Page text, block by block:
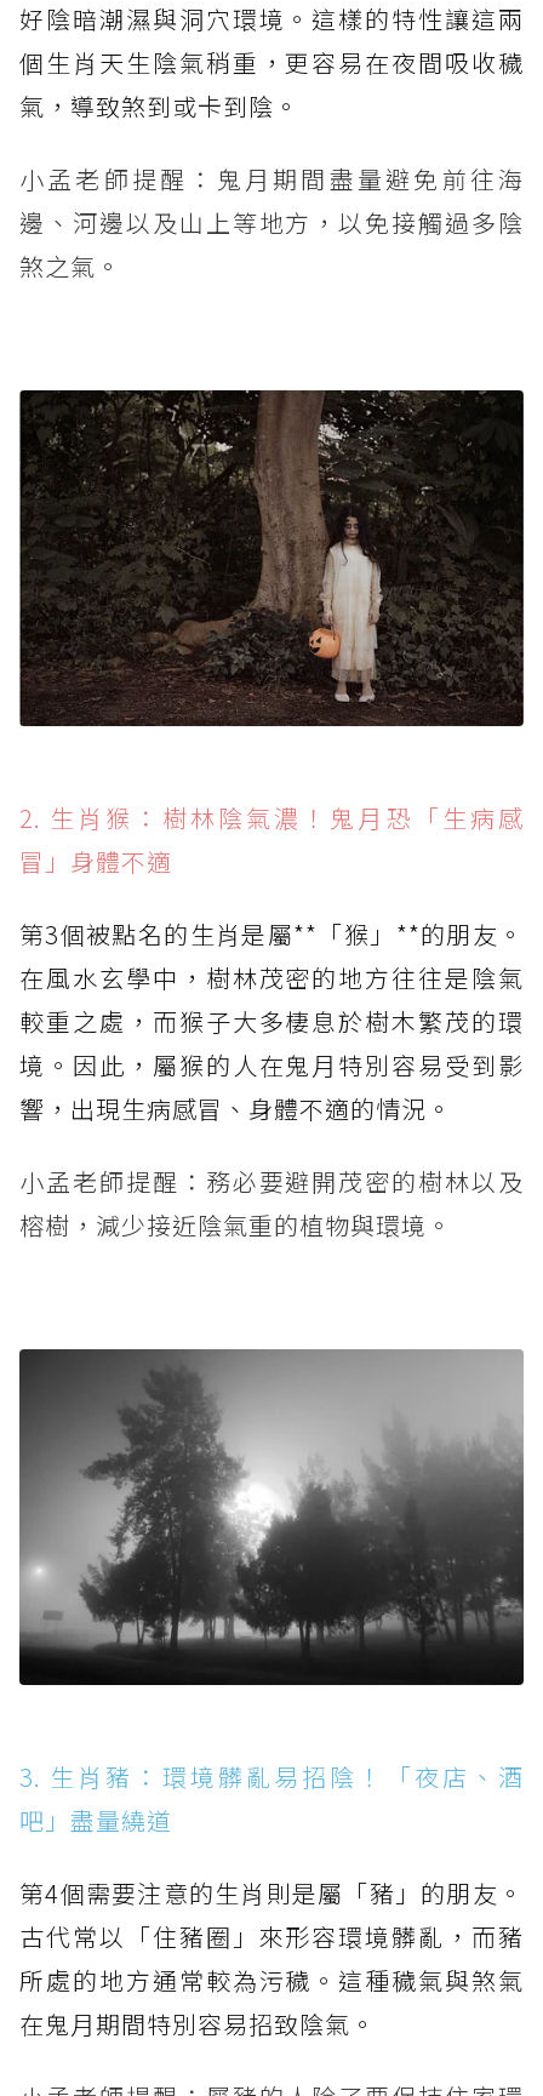
好陰暗潮濕與洞穴環境。這樣的特性讓這兩
個生肖天生陰氣稍重，更容易在夜間吸收穢
氣，導致煞到或卡到陰。
小孟老師提醒：鬼月期間盡量避免前往海
邊、河邊以及山上等地方，以免接觸過多陰
煞之氣。
2. 生肖猴：樹林陰氣濃！鬼月恐「生病感
冒」身體不適
第3個被點名的生肖是屬**「猴」**的朋友。
在風水玄學中，樹林茂密的地方往往是陰氣
較重之處，而猴子大多棲息於樹木繁茂的環
境。因此，屬猴的人在鬼月特別容易受到影
響，出現生病感冒、身體不適的情況。
小孟老師提醒：務必要避開茂密的樹林以及
榕樹，減少接近陰氣重的植物與環境。
3. 生肖豬：環境髒亂易招陰！「夜店、酒
吧」盡量繞道
第4個需要注意的生肖則是屬「豬」的朋友。
古代常以「住豬圈」來形容環境髒亂，而豬
所處的地方通常較為污穢。這種穢氣與煞氣
在鬼月期間特別容易招致陰氣。